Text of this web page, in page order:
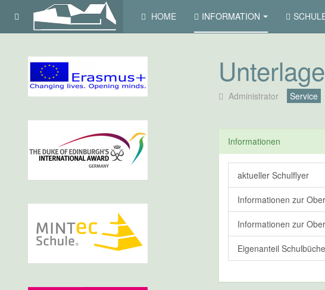
HOME INFORMATION
Administrator Service
Informationen
aktueller Schulflyer
Informationen zur
Informationen zur
Eigenanteil